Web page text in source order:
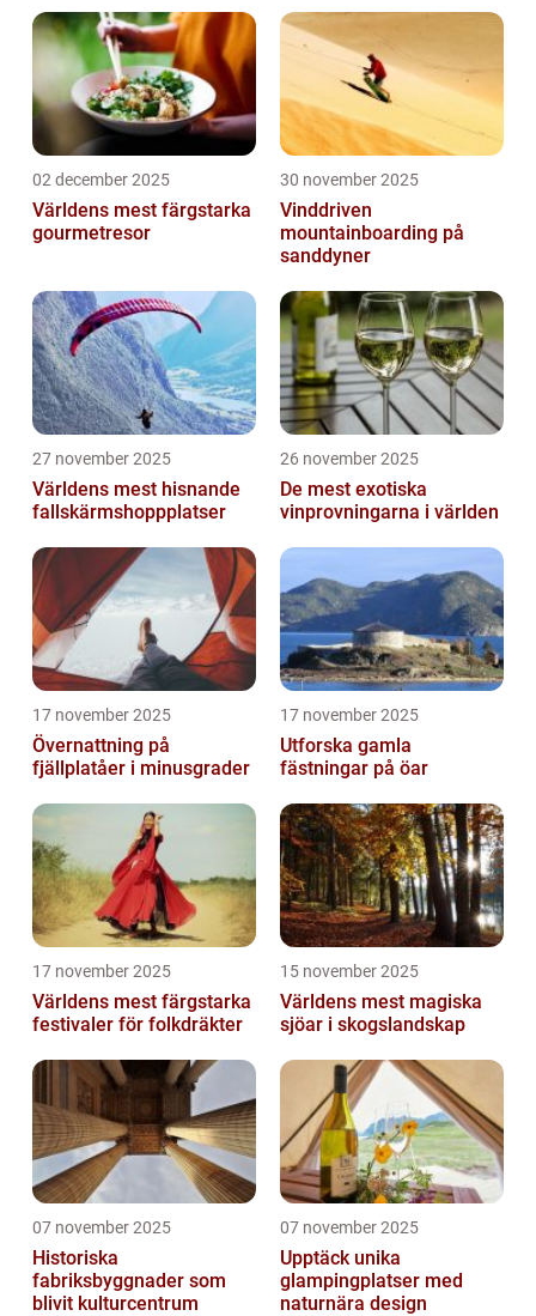
02 december 2025
Världens mest färgstarka
gourmetresor
30 november 2025
Vinddriven
mountainboarding på
sanddyner
27 november 2025
Världens mest hisnande
fallskärmshoppplatser
26 november 2025
De mest exotiska
vinprovningarna i världen
17 november 2025
Övernattning på
fjällplatåer i minusgrader
17 november 2025
Utforska gamla
fästningar på öar
17 november 2025
Världens mest färgstarka
festivaler för folkdräkter
15 november 2025
Världens mest magiska
sjöar i skogslandskap
07 november 2025
Historiska
fabriksbyggnader som
blivit kulturcentrum
07 november 2025
Upptäck unika
glampingplatser med
naturnära design